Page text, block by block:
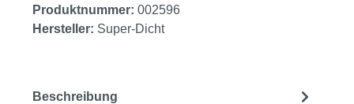
Produktnummer: 002596
Hersteller: Super-Dicht
Beschreibung